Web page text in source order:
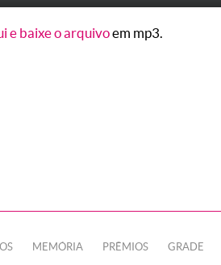
e baixe o arquivoem mp3.
MEMÓRIA PRÊMIOS GRADE